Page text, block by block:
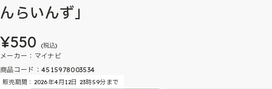
んらいんず」
¥550 (税込)
メーカー：マイナビ
商品コード：4515978003534
販売期間：2026年4月12日 23時59分まで